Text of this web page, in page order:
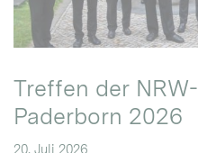
Treffen der
Paderborn 2026
20. Juli 2026